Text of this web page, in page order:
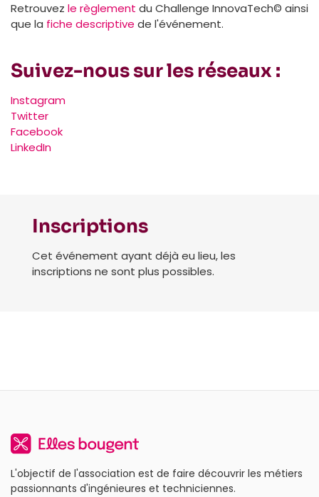
Retrouvez le règlement du Challenge InnovaTech© ainsi
que la fiche descriptive de l'événement.
Suivez-nous sur les réseaux :
Instagram
Twitter
Facebook
LinkedIn
Inscriptions
Cet événement ayant déjà eu lieu, les
inscriptions ne sont plus possibles.
L'objectif de l'association est de faire découvrir les métiers
passionnants d'ingénieures et techniciennes.